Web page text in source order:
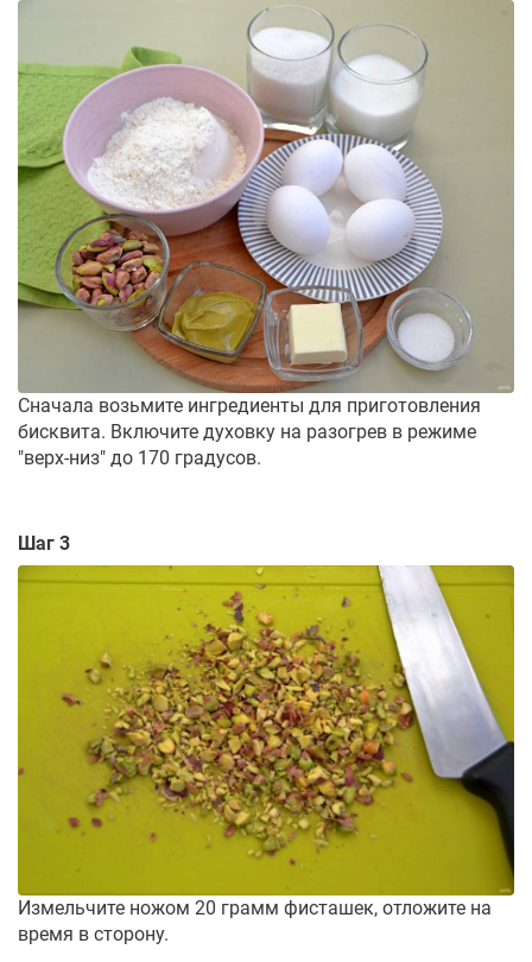
Сначала возьмите ингредиенты для приготовления
бисквита. Включите духовку на разогрев в режиме
"верх-низ" до 170 градусов.
Шаг 3
Измельчите ножом 20 грамм фисташек, отложите на
время в сторону.